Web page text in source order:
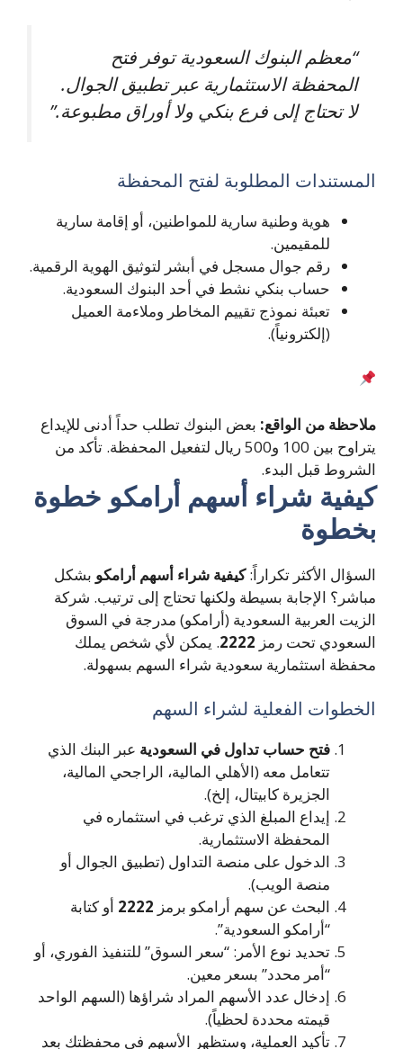
“معظم البنوك السعودية توفر فتح
المحفظة الاستثمارية عبر تطبيق الجوال.
لا تحتاج إلى فرع بنكي ولا أوراق مطبوعة.”
المستندات المطلوبة لفتح المحفظة
هوية وطنية سارية للمواطنين، أو إقامة سارية
للمقيمين.
رقم جوال مسجل في أبشر لتوثيق الهوية الرقمية.
حساب بنكي نشط في أحد البنوك السعودية.
تعبئة نموذج تقييم المخاطر وملاءمة العميل
(إلكترونياً).
ملاحظة من الواقع: بعض البنوك تطلب حداً أدنى للإيداع
يتراوح بين 100 و500 ريال لتفعيل المحفظة. تأكد من
الشروط قبل البدء.
كيفية شراء أسهم أرامكو خطوة
بخطوة
السؤال الأكثر تكراراً:كيفية شراء أسهم أرامكو بشكل
مباشر؟ الإجابة بسيطة ولكنها تحتاج إلى ترتيب. شركة
الزيت العربية السعودية (أرامكو) مدرجة في السوق
السعودي تحت رمز 2222. يمكن لأي شخص يملك
محفظة استثمارية سعودية شراء السهم بسهولة.
الخطوات الفعلية لشراء السهم
فتح حساب تداول في السعودية عبر البنك الذي
تتعامل معه (الأهلي المالية، الراجحي المالية،
الجزيرة كابيتال، إلخ).
إيداع المبلغ الذي ترغب في استثماره في
المحفظة الاستثمارية.
الدخول على منصة التداول (تطبيق الجوال أو
منصة الويب).
البحث عن سهم أرامكو برمز 2222 أو كتابة
“أرامكو السعودية”.
تحديد نوع الأمر: “سعر السوق” للتنفيذ الفوري، أو
“أمر محدد” بسعر معين.
إدخال عدد الأسهم المراد شراؤها (السهم الواحد
قيمته محددة لحظياً).
تأكيد العملية، وستظهر الأسهم في محفظتك بعد